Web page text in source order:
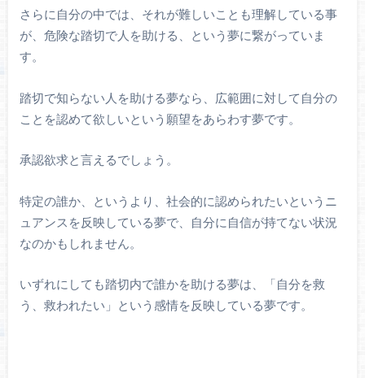
さらに自分の中では、それが難しいことも理解している事
が、危険な踏切で人を助ける、という夢に繋がっていま
す。
踏切で知らない人を助ける夢なら、広範囲に対して自分の
ことを認めて欲しいという願望をあらわす夢です。
承認欲求と言えるでしょう。
特定の誰か、というより、社会的に認められたいというニ
ュアンスを反映している夢で、自分に自信が持てない状況
なのかもしれません。
いずれにしても踏切内で誰かを助ける夢は、「自分を救
う、救われたい」という感情を反映している夢です。